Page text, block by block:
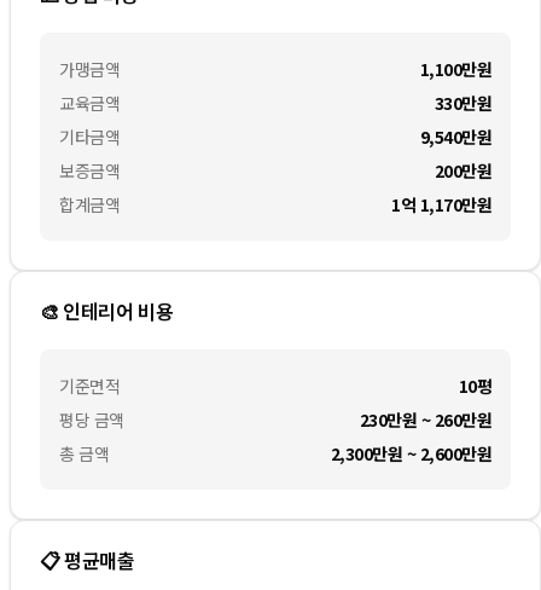
가맹금액
교육금액
기타금액
보증금액
합계금액
1,100만원
330만원
9,540만원
200만원
1억 1,170만원
🎨 인테리어 비용
기준면적
평당 금액
총 금액
10평
230만원 ~ 260만원
2,300만원 ~ 2,600만원
📋 평균매출